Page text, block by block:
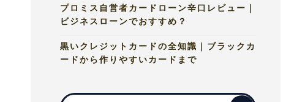
プロミス自営者カードローン辛口レビュー｜
ビジネスローンでおすすめ？
黒いクレジットカードの全知識｜ブラックカ
ードから作りやすいカードまで